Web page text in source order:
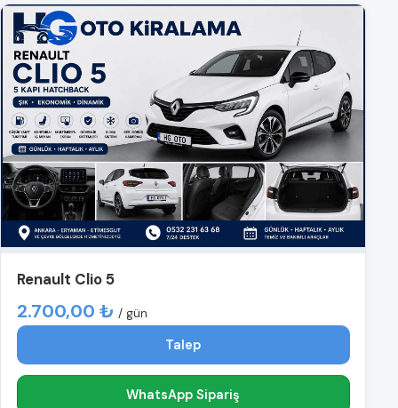
Renault Clio 5
2.700,00 ₺ / gün
Talep
WhatsApp Sipariş